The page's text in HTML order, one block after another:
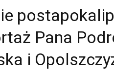
Pana
i